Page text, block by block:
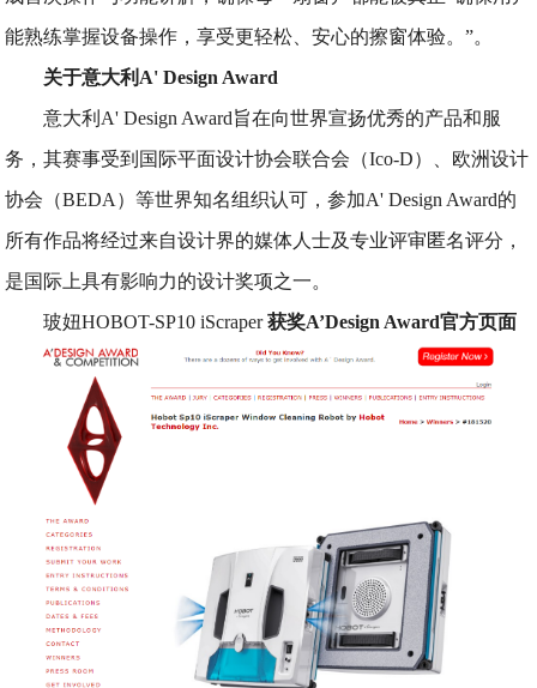
能熟练掌握设备操作，享受更轻松、安心的擦窗体验。”。
关于意大利A' Design Award
意大利A' Design Award旨在向世界宣扬优秀的产品和服
务，其赛事受到国际平面设计协会联合会（Ico-D）、欧洲设计
协会（BEDA）等世界知名组织认可，参加A' Design Award的
所有作品将经过来自设计界的媒体人士及专业评审匿名评分，
是国际上具有影响力的设计奖项之一。
玻妞HOBOT-SP10 iScraper获奖A’Design Award官方页面